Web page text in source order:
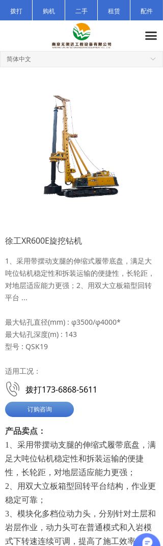
끀
首页
产品中心
拨打 购机 二手 租赁 配件
ꀅ
简体中文
产品卖点：
1、采用带摆动支腿的伸缩式履带底盘，满
足大吨位钻机稳定性和拆装运输的便捷
性，长轮距，对地层适应能力更强；
2、用双大立板箱型回转平台结构，作业更
稳定可靠；
3、模块化多档位动力头，分别针对土层和
岩层作业，动力头可在普通模式和入岩模
式下转速连续可调，提高了施工效率，降
拨打173-6868-5611
订购咨询
1、采用带摆动支腿的伸缩式履带底盘，满足大
吨位钻机稳定性和拆装运输的便捷性，长轮距，
对地层适应能力更强；2、用双大立板箱型回转
平台 ...
最大钻孔直径(mm) : φ3500/φ4000*
最大钻孔深度(m) : 143
型号 : QSK19
适用工况：
徐工XR600E旋挖钻机